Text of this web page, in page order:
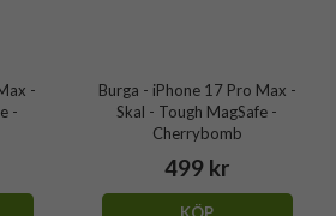
-
-
Burga - iPhone 17 Pro Max -
Skal - Tough MagSafe -
Cherrybomb
499 kr